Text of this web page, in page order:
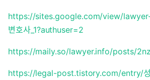
https://sites.google.com/view/
변호사_1?authuser=2
https://maily.so/lawyer.info/posts/
https://legal-post.tistory.com/entry/성